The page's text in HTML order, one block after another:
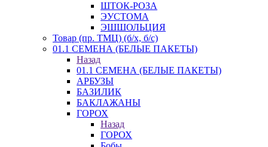
ШТОК-РОЗА
ЭУСТОМА
ЭШШОЛЬЦИЯ
Товар (пр. ТМЦ) (б/х, б/с)
01.1 СЕМЕНА (БЕЛЫЕ ПАКЕТЫ)
Назад
01.1 СЕМЕНА (БЕЛЫЕ ПАКЕТЫ)
АРБУЗЫ
БАЗИЛИК
БАКЛАЖАНЫ
ГОРОХ
Назад
ГОРОХ